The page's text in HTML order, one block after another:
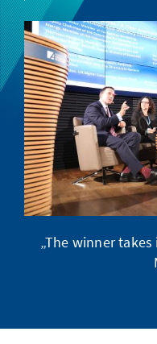
„The winner